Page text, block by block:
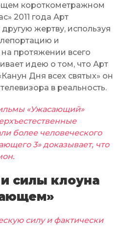
короткометражном
2011 года Арт
жертву, используя
и
протяжении всего
идею о том, что Арт
Дня всех святых» он
в реальность.
«Ужасающий»
более человеческого
3» доказывает, что
силы клоуна
силу и фактически